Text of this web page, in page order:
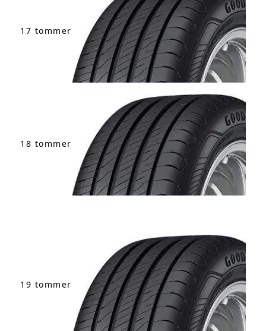
17 tommer
18 tommer
19 tommer